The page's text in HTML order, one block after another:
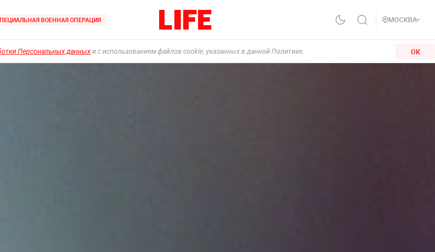
ВОЕННАЯ ОПЕРАЦИЯ МОСКВА
Персональных данныхи с использованием файлов cookie, указанных в данной Политике. ОК